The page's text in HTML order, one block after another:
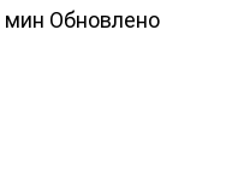
мин Обновлено